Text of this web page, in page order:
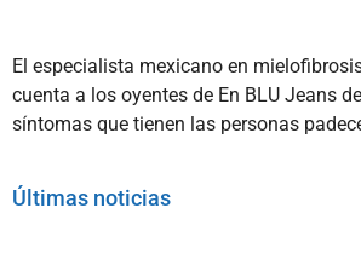
El especialista mexicano en
cuenta a los oyentes de En BLU Jeans
síntomas que tienen las personas
Últimas noticias